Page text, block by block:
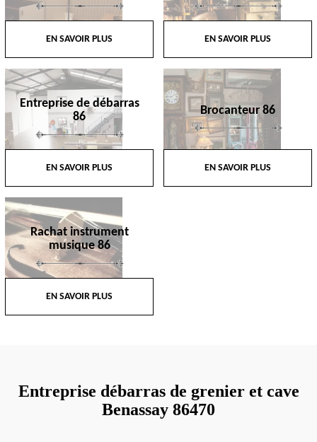
EN SAVOIR PLUS EN SAVOIR PLUS
Entreprise de débarras
86
EN SAVOIR PLUS
Brocanteur 86
EN SAVOIR PLUS
Rachat instrument
musique 86
EN SAVOIR PLUS
Entreprise débarras de grenier et cave
Benassay 86470